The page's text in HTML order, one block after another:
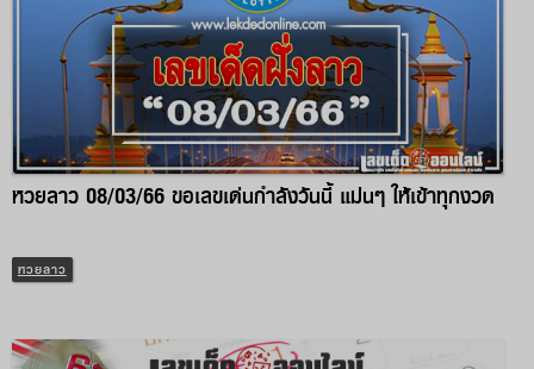
หวยลาว 08/03/66 ขอเลขเด่นกำลังวันนี้ แม่นๆ ให้เข้าทุกงวด
หวยลาว